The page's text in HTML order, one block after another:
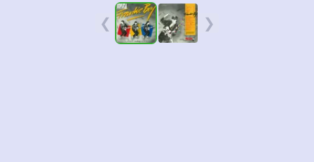
❮ ❯